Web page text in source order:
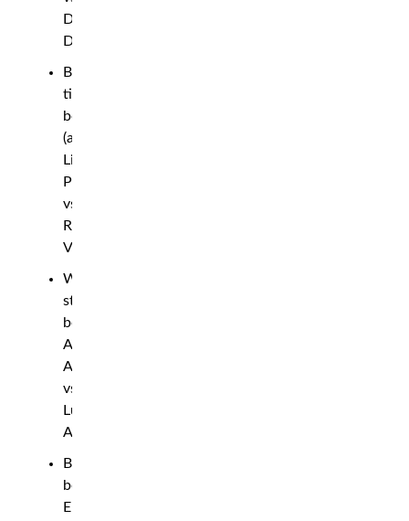
Diego
Didac
Bantamweight
title
bout
(amateur):
Liam
Pitts
vs.
Rasmus
Vauhkonen
Women’s
strawweight
bout:
Aitana
Alvarez
vs.
Lucia
Apdelgarim
Bantamweight
bout:
Eli